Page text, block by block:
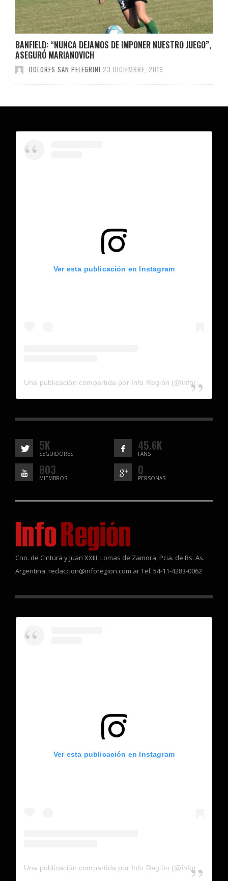
BANFIELD: “NUNCA DEJAMOS DE IMPONER NUESTRO JUEGO”,
ASEGURÓ MARIANOVICH
DOLORES SAN PELEGRINI 23 DICIEMBRE, 2019
Ver esta publicación en Instagram
5K
SEGUIDORES
45.6K
FANS
803
MIEMBROS
0
PERSONAS
Cno. de Cintura y Juan XXIII, Lomas de Zamora, Pcia. de Bs. As.
Argentina. redaccion@inforegion.com.ar Tel: 54-11-4283-0062
Ver esta publicación en Instagram
Una publicación compartida por Info Región (@inforegion_redes)